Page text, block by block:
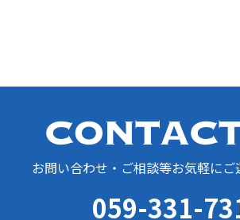
お問い合わせ・ご相談等お気軽にご
059-331-